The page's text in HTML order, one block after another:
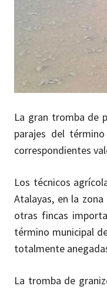
La gran tromba de
parajes del
correspondientes
Los técnicos
Atalayas, en la
otras fincas
término municipal
totalmente
La tromba de